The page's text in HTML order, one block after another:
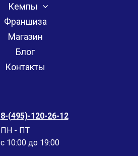
Кемпы
Франшиза
Магазин
Блог
Контакты
8-(495)-120-26-12
ПН - ПТ
c 10:00 до 19:00